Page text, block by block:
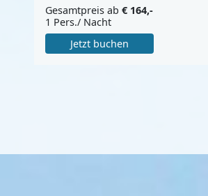
Gesamtpreis ab € 164,-
1 Pers./ Nacht
Jetzt buchen